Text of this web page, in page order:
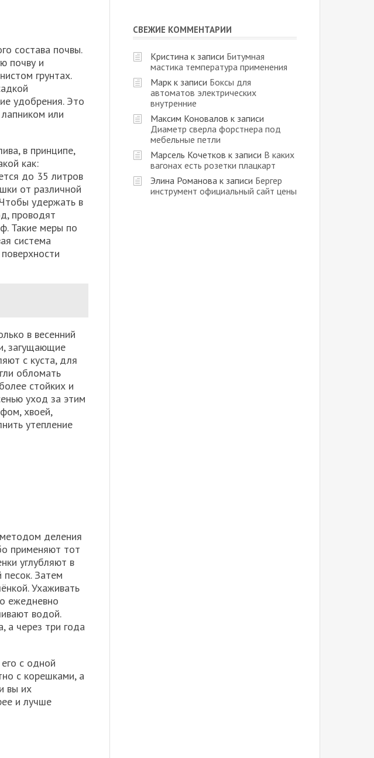
состава почвы.
почву и
грунтах.
удобрения. Это
или
в принципе,
как:
до 35 литров
от различной
удержать в
проводят
Такие меры по
система
в весенний
загущающие
с куста, для
обломать
стойких и
уход за этим
хвоей,
утепление
деления
применяют тот
углубляют в
песок. Затем
Ухаживать
ежедневно
водой.
а через три года
с одной
с корешками, а
вы их
и лучше
СВЕЖИЕ КОММЕНТАРИИ
Кристина к записи Битумная
мастика температура применения
Марк к записи Боксы для
автоматов электрических
внутренние
Максим Коновалов к записи
Диаметр сверла форстнера под
мебельные петли
Марсель Кочетков к записи В каких
вагонах есть розетки плацкарт
Элина Романова к записи Бергер
инструмент официальный сайт цены